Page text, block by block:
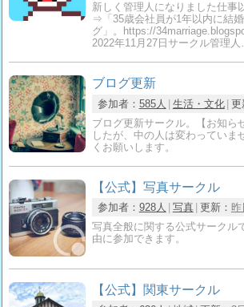
新しく管理人になりました仕事
⇒「35歳会社員が1年以内に結
グ」。https://
2022年11月27日サークル管理
ブログ更新
参加者： 585人 生活・文化 更
ブログ更新サークル。【お知ら
したが、中の人は変わっていま
くお願いします。
【公式】写真サークル
参加者： 928人 写真 更新： 昨
写真全般に関する公式サークル
由に参加できます。
【公式】関東サークル